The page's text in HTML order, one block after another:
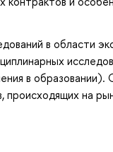
в области
в
происходящих на